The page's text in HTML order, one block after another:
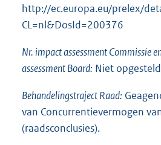
http://ec.europa.eu/prelex/
CL=nl&DosId=200376
Nr. impact assessment Commissie
assessment Board: Niet opgesteld
Behandelingstraject Raad:
van Concurrentievermogen
(raadsconclusies).